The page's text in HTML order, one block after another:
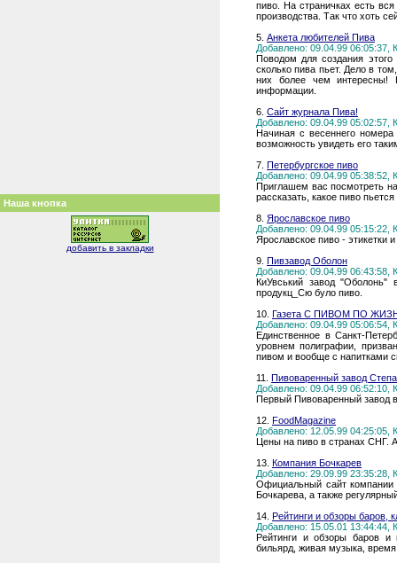
Наша кнопка
добавить в закладки
пиво. На страничках есть
производства. Так что хоть
5. Анкета любителей Пива
Добавлено: 09.04.99 06:05:37,
Поводом для создания
сколько пива пьет. Дело в
них более чем интересны!
информации.
6. Сайт журнала Пива!
Добавлено: 09.04.99 05:02:57,
Начиная с весеннего
возможность увидеть его
7. Петербургское пиво
Добавлено: 09.04.99 05:38:52,
Приглашем вас посмотреть
рассказать, какое пиво
8. Ярославское пиво
Добавлено: 09.04.99 05:15:22,
Ярославское пиво - этикетки
9. Пивзавод Оболон
Добавлено: 09.04.99 06:43:58,
КиУвський завод
продукц_Сю було пиво.
10. Газета С ПИВОМ ПО
Добавлено: 09.04.99 05:06:54,
Единственное в Санкт-
уровнем полиграфии,
пивом и вообще с напитками
11. Пивоваренный завод
Добавлено: 09.04.99 06:52:10,
Первый Пивоваренный завод
12. FoodMagazine
Добавлено: 12.05.99 04:25:05,
Цены на пиво в странаx СНГ.
13. Компания Бочкарев
Добавлено: 29.09.99 23:35:28,
Официальный сайт
Бочкарева, а также
14. Рейтинги и обзоры баров,
Добавлено: 15.05.01 13:44:44,
Рейтинги и обзоры баров
бильярд, живая музыка,